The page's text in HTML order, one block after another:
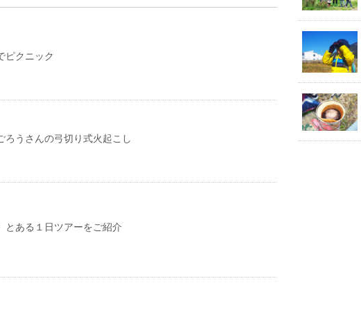
ピクニック
ろうさんの弓切り式火起こし
とある１日ツアーをご紹介